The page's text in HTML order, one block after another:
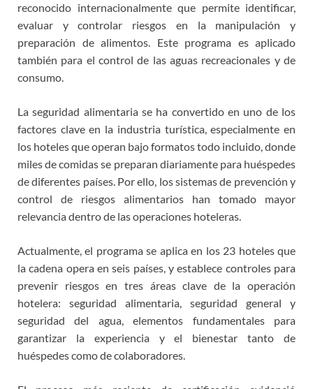
reconocido internacionalmente que permite identificar,
evaluar y controlar riesgos en la manipulación y
preparación de alimentos. Este programa es aplicado
también para el control de las aguas recreacionales y de
consumo.
La seguridad alimentaria se ha convertido en uno de los
factores clave en la industria turística, especialmente en
los hoteles que operan bajo formatos todo incluido, donde
miles de comidas se preparan diariamente para huéspedes
de diferentes países. Por ello, los sistemas de prevención y
control de riesgos alimentarios han tomado mayor
relevancia dentro de las operaciones hoteleras.
Actualmente, el programa se aplica en los 23 hoteles que
la cadena opera en seis países, y establece controles para
prevenir riesgos en tres áreas clave de la operación
hotelera: seguridad alimentaria, seguridad general y
seguridad del agua, elementos fundamentales para
garantizar la experiencia y el bienestar tanto de
huéspedes como de colaboradores.